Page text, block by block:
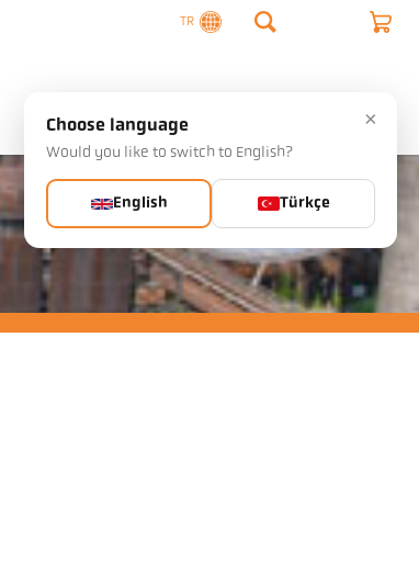
TR
Şirket İletişim ×
Choose language
Would you like to switch to English?
English Türkçe